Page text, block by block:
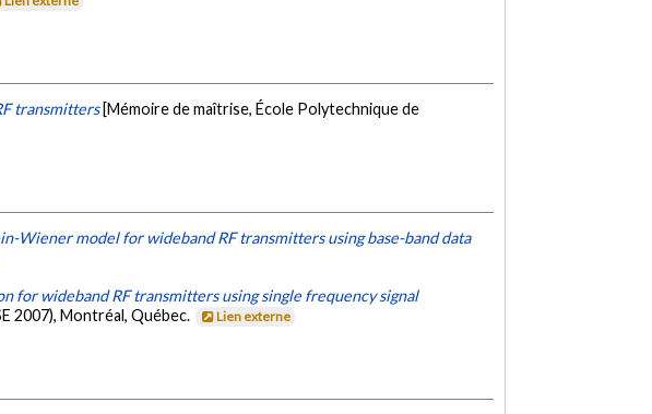
transmitters [Mémoire de maîtrise, École Polytechnique de
Wiener model for wideband RF transmitters using base-band data
for wideband RF transmitters using single frequency signal
2007), Montréal, Québec.
Lien externe